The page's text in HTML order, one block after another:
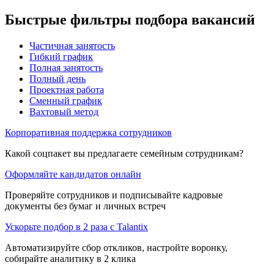
Быстрые фильтры подбора вакансий
Частичная занятость
Гибкий график
Полная занятость
Полный день
Проектная работа
Сменный график
Вахтовый метод
Корпоративная поддержка сотрудников
Какой соцпакет вы предлагаете семейным сотрудникам?
Оформляйте кандидатов онлайн
Проверяйте сотрудников и подписывайте кадровые
документы без бумаг и личных встреч
Ускорьте подбор в 2 раза с Talantix
Автоматизируйте сбор откликов, настройте воронку,
собирайте аналитику в 2 клика